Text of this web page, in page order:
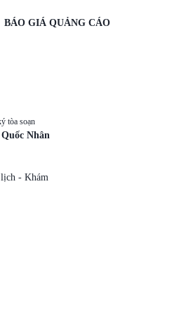
BÁO GIÁ QUẢNG CÁO
tòa soạn
Nhân
- Khám